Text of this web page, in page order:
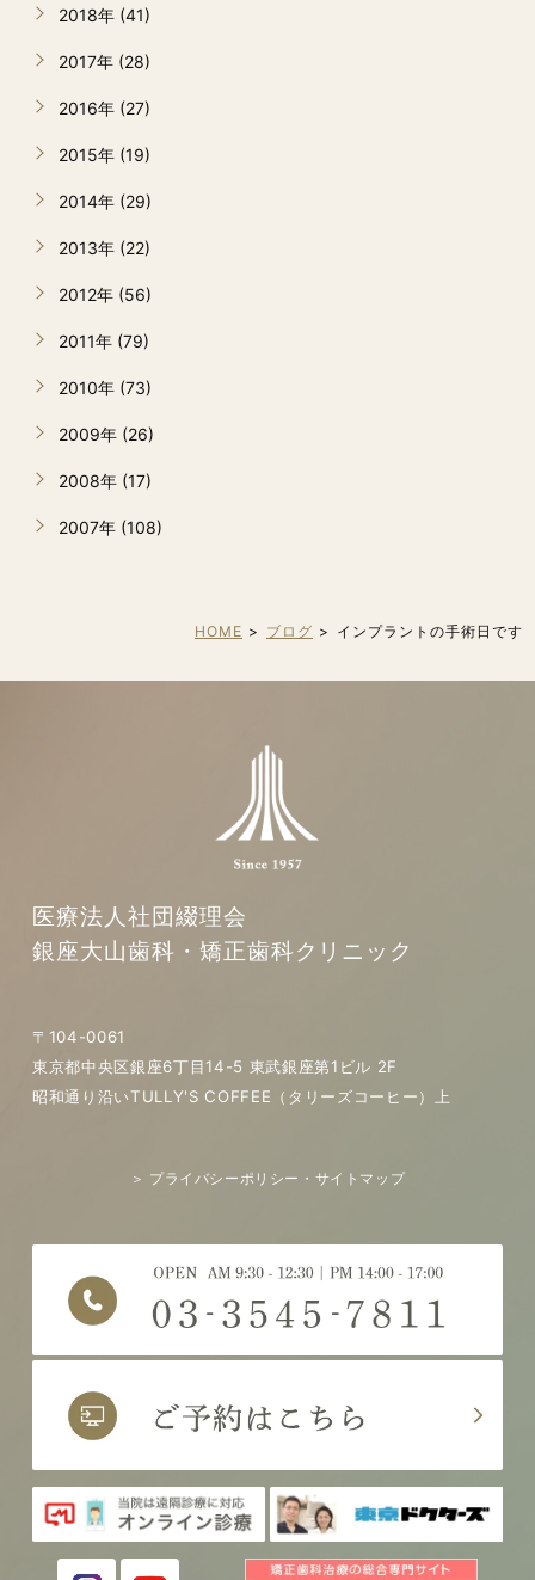
2018年 (41)
2017年 (28)
2016年 (27)
2015年 (19)
2014年 (29)
2013年 (22)
2012年 (56)
2011年 (79)
2010年 (73)
2009年 (26)
2008年 (17)
2007年 (108)
HOME ブログ インプラントの手術日です
医療法人社団綴理会
銀座大山歯科・矯正歯科クリニック
〒104-0061
東京都中央区銀座6丁目14-5 東武銀座第1ビル 2F
昭和通り沿いTULLY'S COFFEE（タリーズコーヒー）上
＞ プライバシーポリシー・サイトマップ